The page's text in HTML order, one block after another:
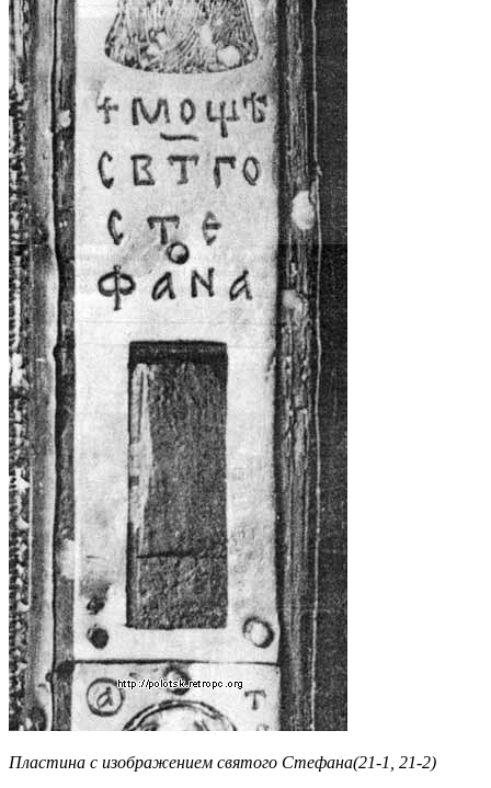
Пластина с изображением святого Стефана(21-1, 21-2)